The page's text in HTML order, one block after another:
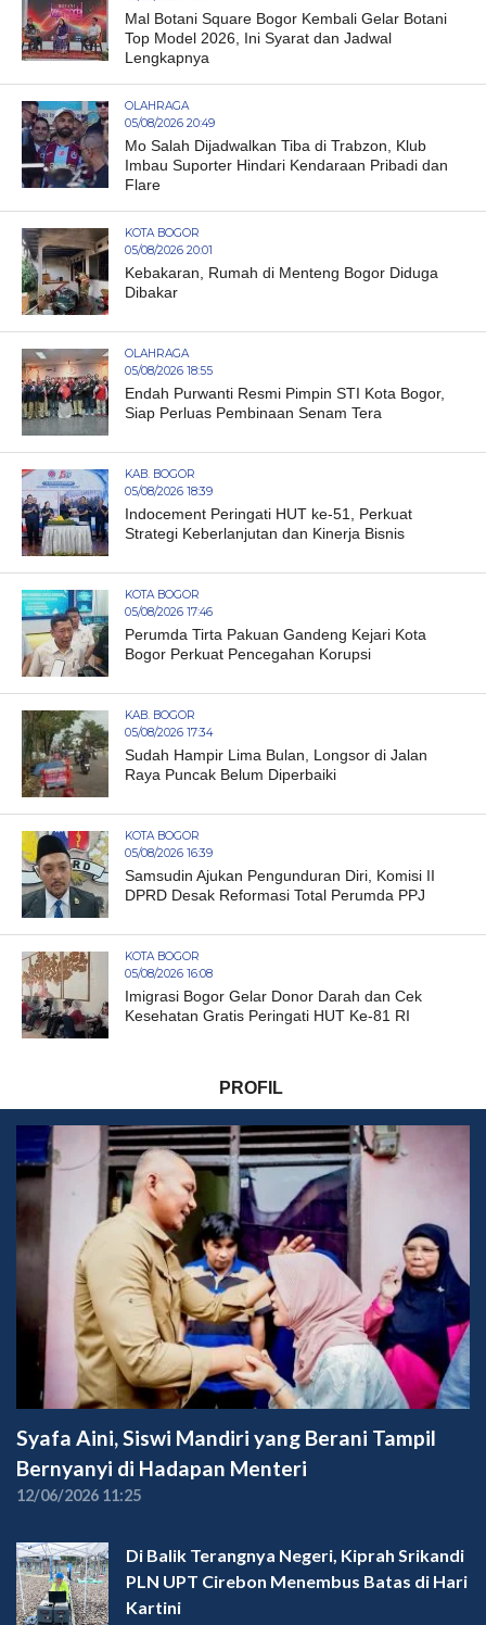
Mal Botani Square Bogor Kembali Gelar Botani
Top Model 2026, Ini Syarat dan Jadwal
Lengkapnya
OLAHRAGA
05/08/2026 20:49
Mo Salah Dijadwalkan Tiba di Trabzon, Klub
Imbau Suporter Hindari Kendaraan Pribadi dan
Flare
KOTA BOGOR
05/08/2026 20:01
Kebakaran, Rumah di Menteng Bogor Diduga
Dibakar
OLAHRAGA
05/08/2026 18:55
Endah Purwanti Resmi Pimpin STI Kota Bogor,
Siap Perluas Pembinaan Senam Tera
KAB. BOGOR
05/08/2026 18:39
Indocement Peringati HUT ke-51, Perkuat
Strategi Keberlanjutan dan Kinerja Bisnis
KOTA BOGOR
05/08/2026 17:46
Perumda Tirta Pakuan Gandeng Kejari Kota
Bogor Perkuat Pencegahan Korupsi
KAB. BOGOR
05/08/2026 17:34
Sudah Hampir Lima Bulan, Longsor di Jalan
Raya Puncak Belum Diperbaiki
KOTA BOGOR
05/08/2026 16:39
Samsudin Ajukan Pengunduran Diri, Komisi II
DPRD Desak Reformasi Total Perumda PPJ
KOTA BOGOR
05/08/2026 16:08
Imigrasi Bogor Gelar Donor Darah dan Cek
Kesehatan Gratis Peringati HUT Ke-81 RI
PROFIL
Syafa Aini, Siswi Mandiri yang Berani Tampil
Bernyanyi di Hadapan Menteri
12/06/2026 11:25
Di Balik Terangnya Negeri, Kiprah Srikandi
PLN UPT Cirebon Menembus Batas di Hari
Kartini